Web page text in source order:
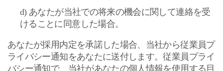
d) あなたが当社での将来の機会に関して連絡を受
けることに同意した場合。
あなたが採用内定を承諾した場合、当社から従業員プ
ライバシー通知をあなたに送付します。従業員プライ
バシー通知で、当社があなたの個人情報を使用する目